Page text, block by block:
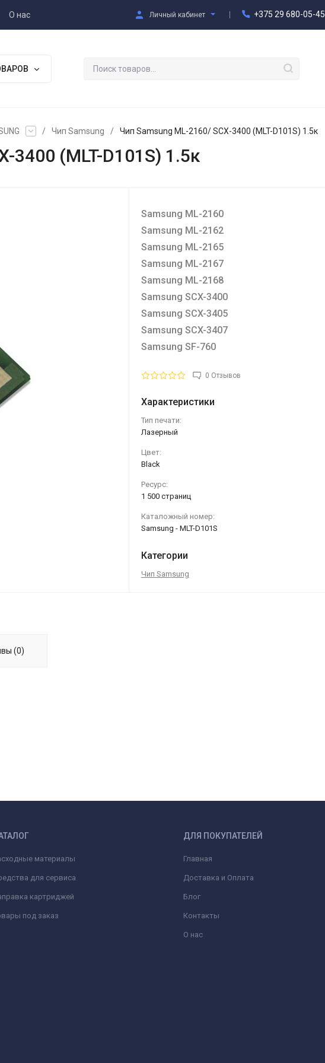
О нас Личный кабинет +375 29 680-05-45
/ Чип Samsung / Чип Samsung ML-2160/ SCX-3400 (MLT-D101S) 1.5к
3400 (MLT-D101S) 1.5к
Samsung ML-2160
Samsung ML-2162
Samsung ML-2165
Samsung ML-2167
Samsung ML-2168
Samsung SCX-3400
Samsung SCX-3405
Samsung SCX-3407
Samsung SF-760
0 Отзывов
Характеристики
Тип печати:
Лазерный
Цвет:
Black
Ресурс:
1 500 страниц
Каталожный номер:
Samsung - MLT-D101S
Категории
Чип Samsung
(0)
материалы
для сервиса
картриджей
под заказ
ДЛЯ ПОКУПАТЕЛЕЙ
Главная
Доставка и Оплата
Блог
Контакты
О нас